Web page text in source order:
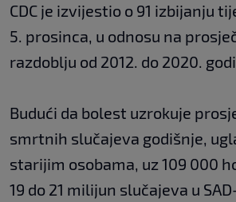
CDC je izvijestio o 91 izbijanju
5. prosinca, u odnosu na
razdoblju od 2012. do 2020.
Budući da bolest uzrokuje
smrtnih slučajeva godišnje,
starijim osobama, uz 109 000
19 do 21 milijun slučajeva u